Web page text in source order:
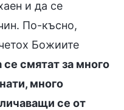
и да се
По-късно,
Божиите
се смятат за много
много
се от